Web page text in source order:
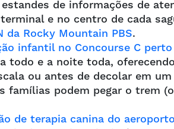
de informações de
e no centro de cada
da Rocky Mountain PBS.
infantil no Concourse C
todo e a noite toda,
ou antes de decolar em
famílias podem pegar o trem
de terapia canina do aeroporto